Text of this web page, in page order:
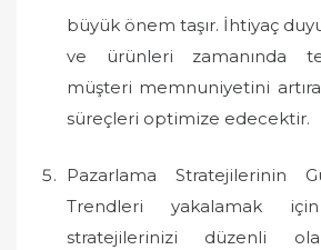
büyük önem taşır. İhtiyaç
ve ürünleri zamanında
müşteri memnuniyetini
süreçleri optimize edecektir.
Pazarlama Stratejilerinin
Trendleri yakalamak
stratejilerinizi düzenli